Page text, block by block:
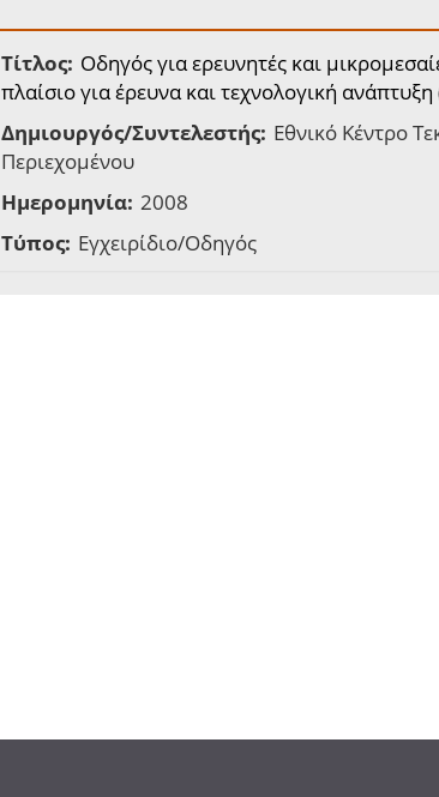
Τίτλος: Οδηγός για ερευνητές και
πλαίσιο για έρευνα και τεχνολογική
Δημιουργός/Συντελεστής: Εθνικό Κέντρο
Περιεχομένου
Ημερομηνία: 2008
Τύπος: Εγχειρίδιο/Οδηγός